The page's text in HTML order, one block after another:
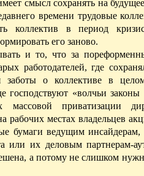
смысл сохранять на
времени трудовые
коллектив в период
его заново.
и то, что за
работодателей, где
заботы о коллективе в
господствуют «волчьи законы
приватизации
рабочих местах владельцев
бумаги ведущиминсайдерам,
или их деловым партнерам-
а потому не слишком